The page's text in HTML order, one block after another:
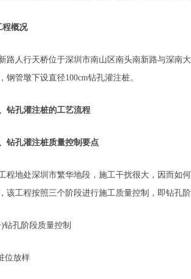
概况
人行天桥位于深圳市南山区南头南新路与深南大
钢管墩下设直径100cm钻孔灌注桩。
钻孔灌注桩的工艺流程
孔灌注桩质量控制要点
地处深圳市繁华地段，施工干扰很大，因而如何
该工程按照三个阶段进行施工质量控制，即钻孔
孔阶段质量控制
放样